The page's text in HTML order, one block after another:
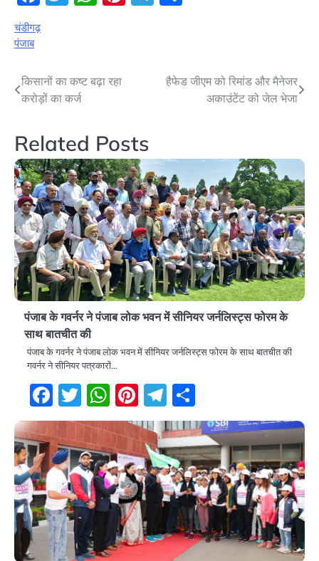
चंडीगढ़
पंजाब
Post
navigation
किसानों का कष्ट बढ़ा रहा
करोड़ों का कर्ज
हैफेड जीएम को रिमांड और मैनेजर
अकाउंटेंट को जेल भेजा
Related Posts
पंजाब के गवर्नर ने पंजाब लोक भवन में सीनियर जर्नलिस्ट्स फोरम के
साथ बातचीत की
पंजाब के गवर्नर ने पंजाब लोक भवन में सीनियर जर्नलिस्ट्स फोरम के साथ बातचीत की
गवर्नर ने सीनियर पत्रकारों…
Facebook
Twitter
WhatsApp
Pinterest
Telegram